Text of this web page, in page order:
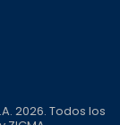
2026. Todos los